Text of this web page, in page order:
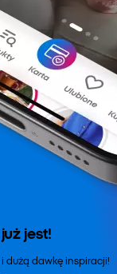
jest!
dużą dawkę inspiracji!